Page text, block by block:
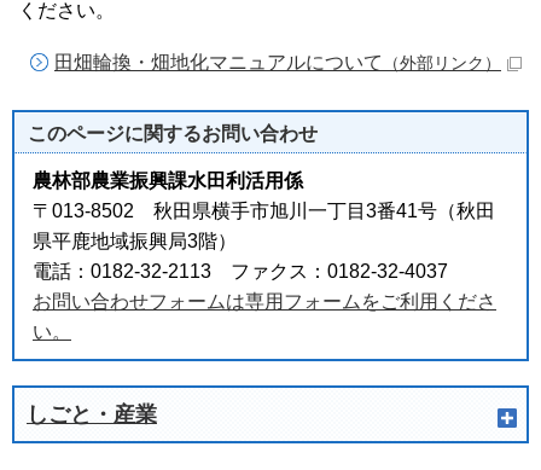
ください。
田畑輪換・畑地化マニュアルについて （外部リンク）
このページに関するお問い合わせ
農林部農業振興課水田利活用係
〒013-8502 秋田県横手市旭川一丁目3番41号（秋田
県平鹿地域振興局3階）
電話：0182-32-2113 ファクス：0182-32-4037
お問い合わせフォームは専用フォームをご利用くださ
い。
しごと・産業